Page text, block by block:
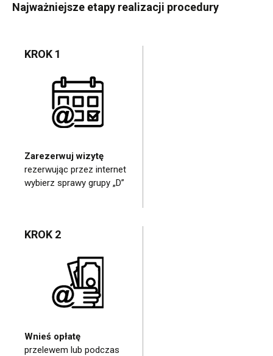
Najważniejsze etapy realizacji procedury
KROK 1
Zarezerwuj wizytę
rezerwując przez internet
wybierz sprawy grupy „D”
KROK 2
Wnieś opłatę
przelewem lub podczas